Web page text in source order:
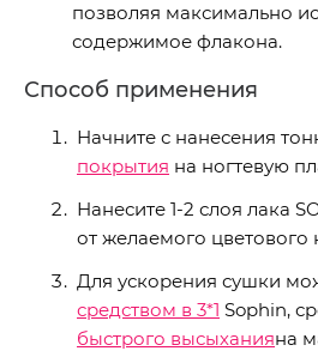
позволяя максимально
содержимое флакона.
Способ применения
Начните с нанесения
покрытия на ногтевую
Нанесите 1-2 слоя лака
от желаемого
Для ускорения сушки
средством в 3*1 Sophin,
быстрого высыханияна